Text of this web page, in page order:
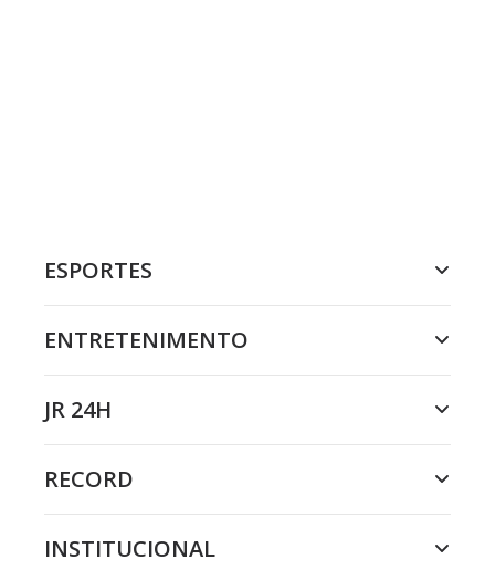
ESPORTES
ENTRETENIMENTO
JR 24H
RECORD
INSTITUCIONAL